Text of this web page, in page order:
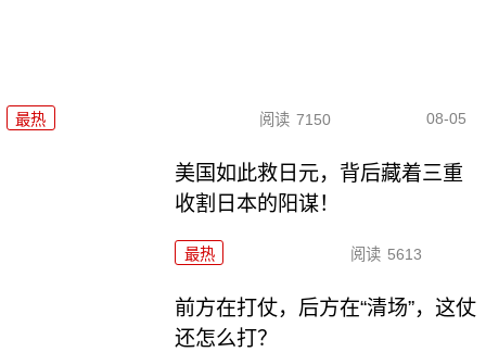
最热 阅读 7150 08-05
美国如此救日元，背后藏着三重
收割日本的阳谋！
最热 阅读 5613
前方在打仗，后方在“清场”，这仗
还怎么打？